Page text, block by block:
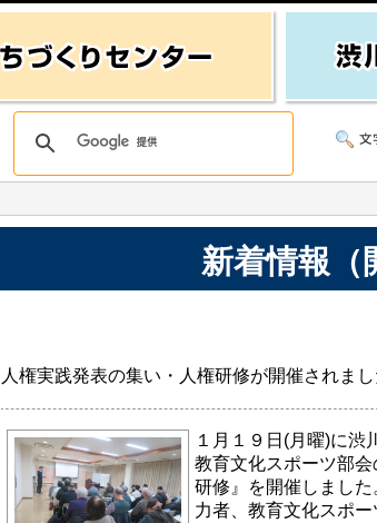
新着情報（
人権実践発表の集い・人権研修が開催されまし
１月１９日(月曜)に渋
教育文化スポーツ部
研修』を開催しまし
力者、教育文化スポ